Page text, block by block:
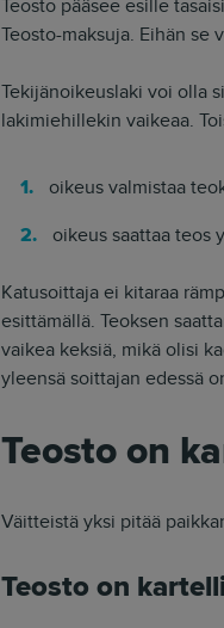
Teosto-maksuja. Eihän
Tekijänoikeuslaki voi olla
lakimiehillekin vaikeaa.
oikeus valmistaa
oikeus saattaa teos
Katusoittaja ei kitaraa
esittämällä. Teoksen
vaikea keksiä, mikä olisi
yleensä soittajan edessä
Teosto on
Väitteistä yksi pitää
Teosto on kartelli